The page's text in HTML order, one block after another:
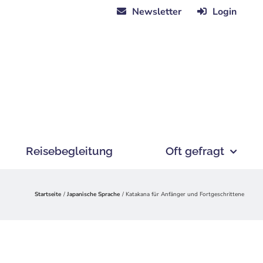
Newsletter Login
Reisebegleitung Oft gefragt
Startseite Japanische Sprache Katakana für Anfänger und Fortgeschrittene